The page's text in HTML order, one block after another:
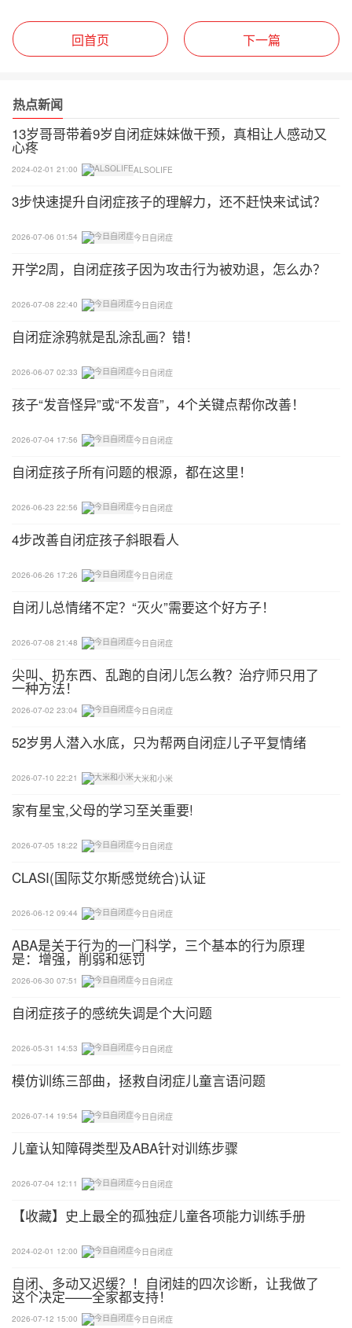
块手绢放在你们中间，这样使他看不到你，然后说：
“宝宝在哪里?”再把毛巾放低，直到你能看出他的面
他。
可以用一块大一点的手绢或毛巾，最好是色彩鲜艳一
些的，把毛巾搭在你的头上让它遮住你的眼睛和脸，
让儿童看不到你的脸和眼睛，但你可以发出呼唤他的
声音，你突然放下毛巾并发出"瞄--瞄--”的声音，同时
以惊喜的神色寻找患儿的目光。也可以反过来玩，即
把手绢搭在他的头上遮住他的眼睛，然后说：“宝宝
在哪里?”突然把手绢放下，马上看他的脸和眼睛说：
玩玩具——理解代词
孤独症儿童往往存在辨认他人的困难。有的2-3岁或
理解或运用十分困难。通过这一有趣的活动来帮助和
加速他们的理解和使用能力。
爸爸找妈妈与孩子一方，另一人为一方，面对面坐下
或妈妈那里!”对方接到后在汽车上面放孩子爱吃的东
西退回孩子以方说：“汽车开给你”，孩子接到车得到
“给我汽车来点好吃的!”多次重复其间使用的代词，称
谓，姓名可以变化，替代，但这种变化替代不要太
给与拿——辨识他人
活动前准备好一大盒子(一篮子)物品，也可以有食
品，但不必是孩子最爱玩或最爱吃的，但也需具有一
定的吸引力。参加者围坐在一起，妈妈拿起一样东西
如苹果给孩子说：“把苹果给爸爸”，若不理解可以指
一下，孩子把苹果给爸爸时，爸爸要表现得很高兴的
样子说：“谢谢”并拥抱孩子。
辅助游戏——呼名反应
在日常生活中随时可以进行这一训练，大声地叫他的
名字，如果他回头看着你，便立即奖励他;如果他没
同时叫他的名字，唤起他的注视。
与孩子接近的范围可依其具体情况来调整，很困难的
时候甚至可以与其面对面坐着，用双手扶着孩子的头
的头或身体也活动，还叫他的名字，一旦他回应你，
便要立即奖励他。当开始有反应以后，逐渐拉长你们
应，说明他已经比较好地掌握了。
家长是最好的陪伴者，也是最好的老师，容易帮助孩
子进行日常泛化。日常生活中每一种游戏都有多种玩
法，可以训练到孩子的不同能力。用心的家长应懂得
原理，要会和孩子玩，让陪伴变得更有效！
回首页 下一篇
热点新闻
13岁哥哥带着9岁自闭症妹妹做干预，真相让人感动又
心疼
2024-02-01 21:00 ALSOLIFE
3步快速提升自闭症孩子的理解力，还不赶快来试试？
2026-07-06 01:54 今日自闭症
开学2周，自闭症孩子因为攻击行为被劝退，怎么办？
2026-07-08 22:40 今日自闭症
自闭症涂鸦就是乱涂乱画？错！
2026-06-07 02:33 今日自闭症
孩子“发音怪异”或“不发音”，4个关键点帮你改善！
2026-07-04 17:56 今日自闭症
自闭症孩子所有问题的根源，都在这里！
2026-06-23 22:56 今日自闭症
4步改善自闭症孩子斜眼看人
2026-06-26 17:26 今日自闭症
自闭儿总情绪不定？“灭火”需要这个好方子！
2026-07-08 21:48 今日自闭症
尖叫、扔东西、乱跑的自闭儿怎么教？治疗师只用了
一种方法！
2026-07-02 23:04 今日自闭症
52岁男人潜入水底，只为帮两自闭症儿子平复情绪
2026-07-10 22:21 大米和小米
家有星宝,父母的学习至关重要!
2026-07-05 18:22 今日自闭症
CLASI(国际艾尔斯感觉统合)认证
2026-06-12 09:44 今日自闭症
ABA是关于行为的一门科学，三个基本的行为原理
是：增强，削弱和惩罚
2026-06-30 07:51 今日自闭症
自闭症孩子的感统失调是个大问题
2026-05-31 14:53 今日自闭症
模仿训练三部曲，拯救自闭症儿童言语问题
2026-07-14 19:54 今日自闭症
儿童认知障碍类型及ABA针对训练步骤
2026-07-04 12:11 今日自闭症
【收藏】史上最全的孤独症儿童各项能力训练手册
2024-02-01 12:00 今日自闭症
自闭、多动又迟缓？！自闭娃的四次诊断，让我做了
这个决定——全家都支持！
2026-07-12 15:00 今日自闭症